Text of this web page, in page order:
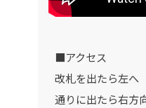
■アクセス
改札を出たら左へ
通りに出たら右方